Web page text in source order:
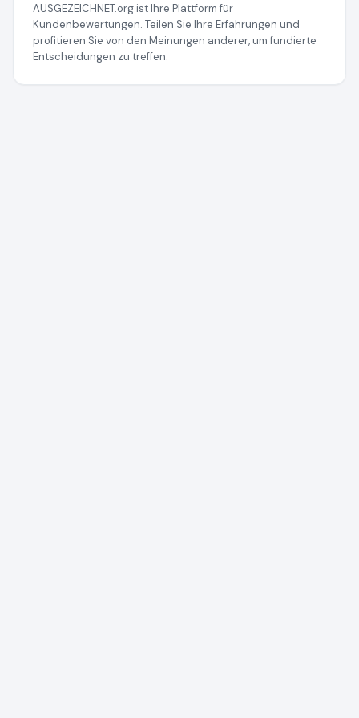
AUSGEZEICHNET.org ist Ihre Plattform für
Kundenbewertungen. Teilen Sie Ihre Erfahrungen und
profitieren Sie von den Meinungen anderer, um fundierte
Entscheidungen zu treffen.